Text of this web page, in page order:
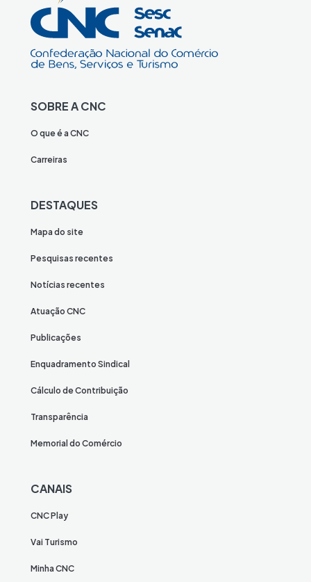
SOBRE A CNC
O que é a CNC
Carreiras
DESTAQUES
Mapa do site
Pesquisas recentes
Notícias recentes
Atuação CNC
Publicações
Enquadramento Sindical
Cálculo de Contribuição
Transparência
Memorial do Comércio
CANAIS
CNC Play
Vai Turismo
Minha CNC